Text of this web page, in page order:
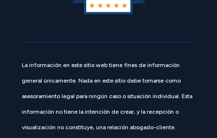
La información en este sitio web tiene fines de información
general únicamente. Nada en este sitio debe tomarse como
asesoramiento legal para ningún caso o situación individual. Esta
información no tiene la intención de crear, y la recepción o
visualización no constituye, una relación abogado-cliente.